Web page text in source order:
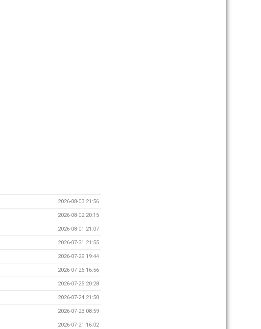
2026-08-03 21:56
2026-08-02 20:15
2026-08-01 21:07
2026-07-31 21:55
2026-07-29 19:44
2026-07-26 16:56
2026-07-25 20:28
2026-07-24 21:50
2026-07-23 08:59
2026-07-21 16:02